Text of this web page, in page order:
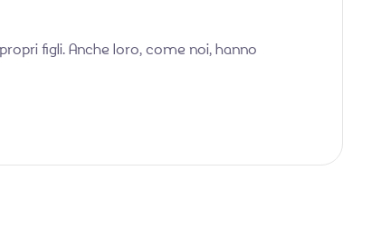
figli. Anche loro, come noi, hanno